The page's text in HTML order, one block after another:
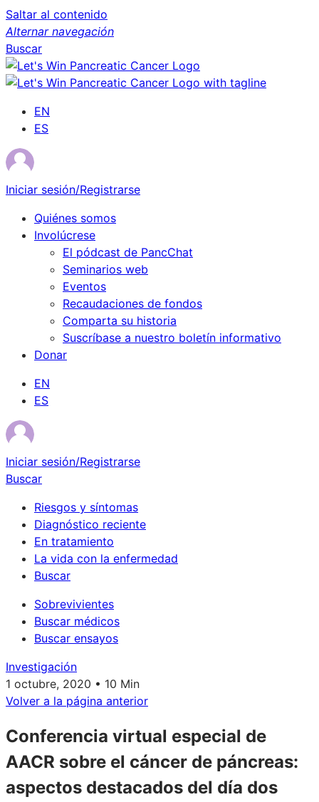
Saltar al contenido
Alternar navegación
Buscar
EN
ES
Iniciar sesión/Registrarse
Quiénes somos
Involúcrese
El pódcast de PancChat
Seminarios web
Eventos
Recaudaciones de fondos
Comparta su historia
Suscríbase a nuestro boletín informativo
Donar
EN
ES
Iniciar sesión/Registrarse
Buscar
Riesgos y síntomas
Diagnóstico reciente
En tratamiento
La vida con la enfermedad
Buscar
Sobrevivientes
Buscar médicos
Buscar ensayos
Investigación
1 octubre, 2020 • 10 Min
Volver a la página anterior
Conferencia virtual especial de
AACR sobre el cáncer de páncreas:
aspectos destacados del día dos